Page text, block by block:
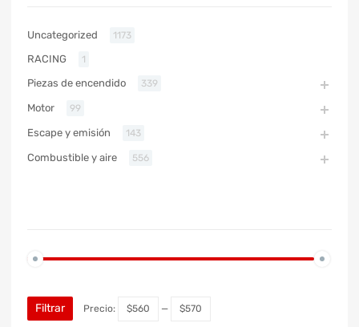
Uncategorized 1173
RACING 1
Piezas de encendido 339
Motor 99
Escape y emisión 143
Combustible y aire 556
Filtrar Precio: $560 — $570